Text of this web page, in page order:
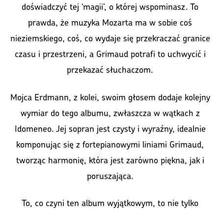
doświadczyć tej 'magii’, o której wspominasz. To
prawda, że muzyka Mozarta ma w sobie coś
nieziemskiego, coś, co wydaje się przekraczać granice
czasu i przestrzeni, a Grimaud potrafi to uchwycić i
przekazać słuchaczom.
Mojca Erdmann, z kolei, swoim głosem dodaje kolejny
wymiar do tego albumu, zwłaszcza w wątkach z
Idomeneo. Jej sopran jest czysty i wyraźny, idealnie
komponując się z fortepianowymi liniami Grimaud,
tworząc harmonię, która jest zarówno piękna, jak i
poruszająca.
To, co czyni ten album wyjątkowym, to nie tylko